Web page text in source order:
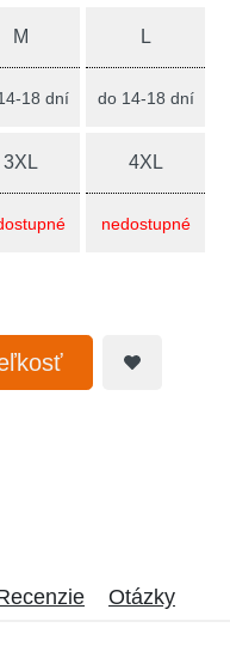
M
18 dní
L
do 14-18 dní
3XL 4XL
nedostupné
Otázky